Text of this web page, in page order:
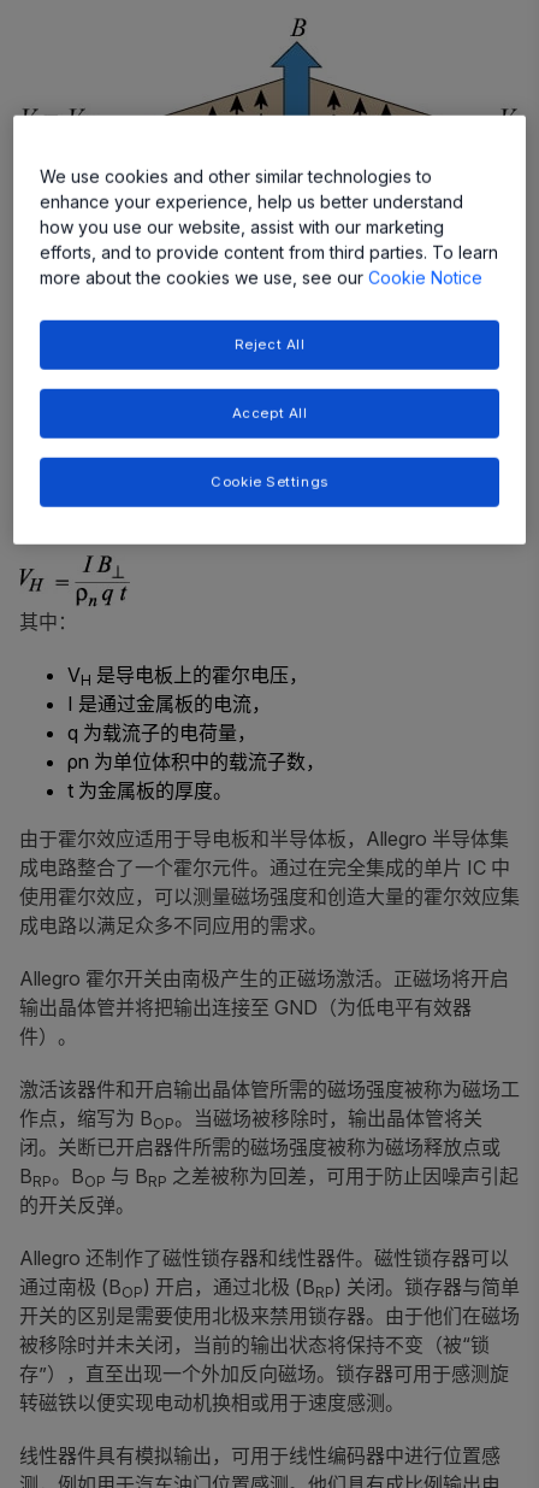
图 1：霍尔效应与洛伦兹力。蓝色箭头 B 代表垂直穿过导电
在该力的作用下，电子沿导体做曲线运动，金属板上会聚集
净电荷、从而产生电压。霍尔电压 V
H
遵循以下公式，该公
式表明 V 与外加场强成正比并且 V 的极性取决于外加磁
场的方向（向北还是向南）。凭借这一属性，霍尔效应被广
其中：
VH 是导电板上的霍尔电压，
I 是通过金属板的电流，
q 为载流子的电荷量，
ρn 为单位体积中的载流子数，
t 为金属板的厚度。
由于霍尔效应适用于导电板和半导体板，Allegro 半导体集
成电路整合了一个霍尔元件。通过在完全集成的单片 IC 中
使用霍尔效应，可以测量磁场强度和创造大量的霍尔效应集
成电路以满足众多不同应用的需求。
Allegro 霍尔开关由南极产生的正磁场激活。正磁场将开启
输出晶体管并将把输出连接至 GND（为低电平有效器
件）。
激活该器件和开启输出晶体管所需的磁场强度被称为磁场工
作点，缩写为 BOP。当磁场被移除时，输出晶体管将关
闭。关断已开启器件所需的磁场强度被称为磁场释放点或
BRP。BOP 与 BRP 之差被称为回差，可用于防止因噪声引起
的开关反弹。
Allegro 还制作了磁性锁存器和线性器件。磁性锁存器可以
通过南极 (BOP) 开启，通过北极 (BRP) 关闭。锁存器与简单
开关的区别是需要使用北极来禁用锁存器。由于他们在磁场
被移除时并未关闭，当前的输出状态将保持不变（被“锁
存”），直至出现一个外加反向磁场。锁存器可用于感测旋
转磁铁以便实现电动机换相或用于速度感测。
线性器件具有模拟输出，可用于线性编码器中进行位置感
We use cookies and other similar technologies to
enhance your experience, help us better understand
how you use our website, assist with our marketing
efforts, and to provide content from third parties. To learn
more about the cookies we use, see ourCookie Notice
Reject All
Accept All
Cookie Settings